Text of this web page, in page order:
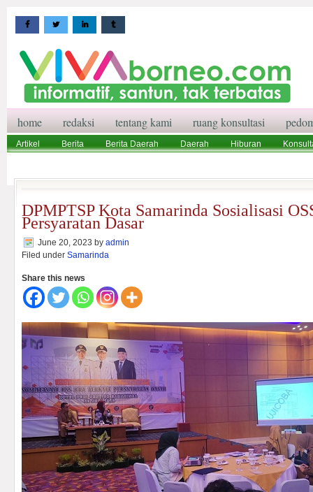
home redaksi tentang kami ruang konsultasi
Artikel Berita Berita Daerah Daerah Hiburan
DPMPTSP Kota Samarinda Sosialisasi
Persyaratan Dasar
June 20, 2023 by admin
Filed under Samarinda
Share this news